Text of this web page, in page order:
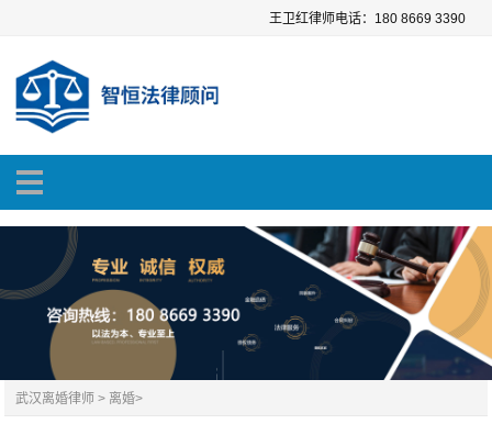
王卫红律师电话：180 8669 3390
武汉离婚律师 > 离婚>